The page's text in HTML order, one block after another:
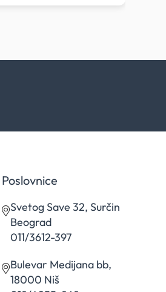
Poslovnice
Svetog Save 32, Surčin
Beograd
011/3612-397
Bulevar Medijana bb,
18000 Niš